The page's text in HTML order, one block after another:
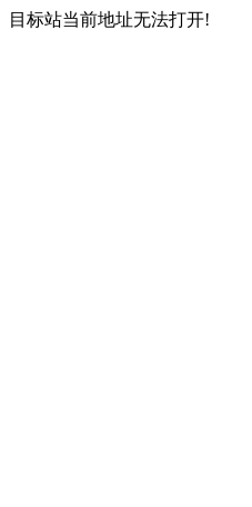
目标站当前地址无法打开!